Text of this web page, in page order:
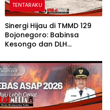
TENTARAKU
Sinergi Hijau di TMMD 129
Bojonegoro: Babinsa
Kesongo dan DLH
Tanam Pohon untuk Jaga
Tanggul Sungai